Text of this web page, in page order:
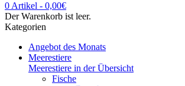
0 Artikel - 0,00€
Der Warenkorb ist leer.
Kategorien
Angebot des Monats
Meerestiere
Meerestiere in der Übersicht
Fische